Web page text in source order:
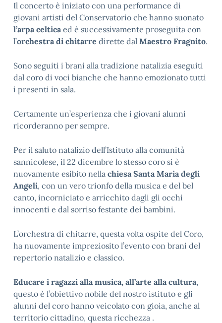
Il concerto è iniziato con una performance di
giovani artisti del Conservatorio che hanno suonato
l’arpa celticaed è successivamente proseguita con
l’orchestra di chitarre dirette dal Maestro Fragnito.
Sono seguiti i brani alla tradizione natalizia eseguiti
dal coro di voci bianche che hanno emozionato tutti
i presenti in sala.
Certamente un’esperienza che i giovani alunni
ricorderanno per sempre.
Per il saluto natalizio dell’Istituto alla comunità
sannicolese, il 22 dicembre lo stesso coro si è
nuovamente esibito nella chiesa Santa Maria degli
Angeli, con un vero trionfo della musica e del bel
canto, incorniciato e arricchito dagli gli occhi
innocenti e dal sorriso festante dei bambini.
L’orchestra di chitarre, questa volta ospite del Coro,
ha nuovamente impreziosito l’evento con brani del
repertorio natalizio e classico.
Educare i ragazzi alla musica, all’arte alla cultura,
questo è l’obiettivo nobile del nostro istituto e gli
alunni del coro hanno veicolato con gioia, anche al
territorio cittadino, questa ricchezza .